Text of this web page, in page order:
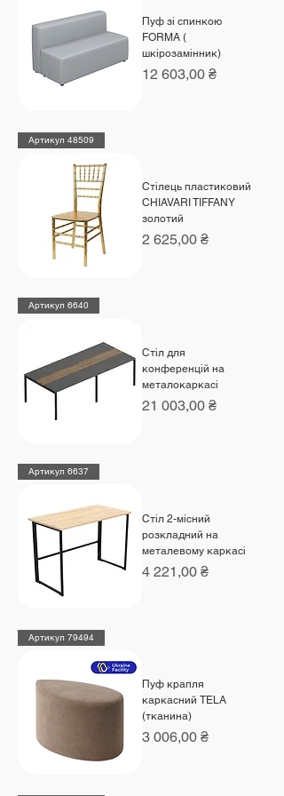
Пуф зі спинкою
FORMA (
шкірозамінник)
Ціна
12 603,00 ₴
Артикул 48509
Стілець пластиковий
CHIAVARI TIFFANY
золотий
Ціна
2 625,00 ₴
Артикул 6640
Стіл для
конференцій на
металокаркасі
Ціна
21 003,00 ₴
Артикул 6637
Стіл 2-місний
розкладний на
металевому каркасі
Ціна
4 221,00 ₴
Артикул 79494
Пуф крапля
каркасний TELA
(тканина)
Ціна
3 006,00 ₴